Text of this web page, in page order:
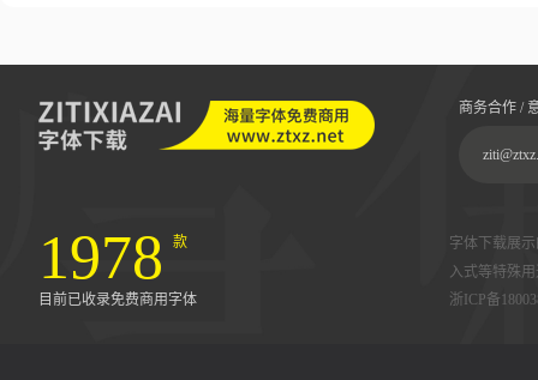
商务合作 /
1978 款
目前已收录免费商用字体
字体下载展
入式等特殊
浙ICP备